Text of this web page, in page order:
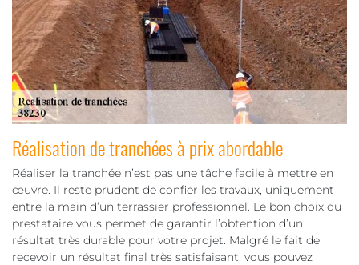
Réalisation de tranchées à prix abordable
Réaliser la tranchée n’est pas une tâche facile à mettre en
œuvre. Il reste prudent de confier les travaux, uniquement
entre la main d’un terrassier professionnel. Le bon choix du
prestataire vous permet de garantir l’obtention d’un
résultat très durable pour votre projet. Malgré le fait de
recevoir un résultat final très satisfaisant, vous pouvez